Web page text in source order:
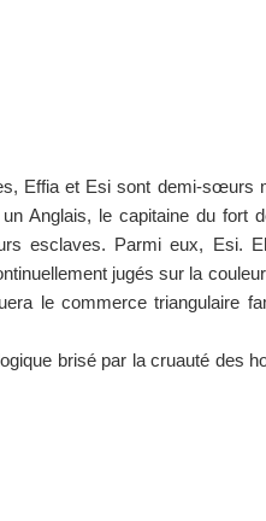
Effia et Esi sont demi-sœurs
Anglais, le capitaine du fort
esclaves. Parmi eux, Esi.
jugés sur la
le commerce triangulaire
brisé par la cruauté des